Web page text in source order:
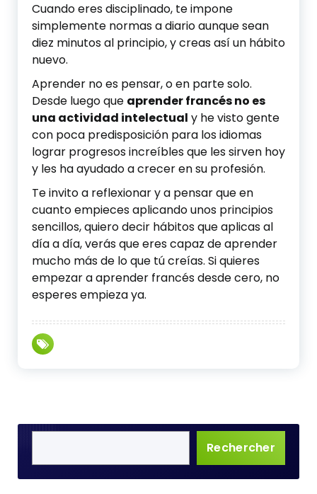
Cuando eres disciplinado, te impone
simplemente normas a diario aunque sean
diez minutos al principio, y creas así un hábito
nuevo.
Aprender no es pensar, o en parte solo.
Desde luego que aprender francés no es
una actividad intelectual y he visto gente
con poca predisposición para los idiomas
lograr progresos increíbles que les sirven hoy
y les ha ayudado a crecer en su profesión.
Te invito a reflexionar y a pensar que en
cuanto empieces aplicando unos principios
sencillos, quiero decir hábitos que aplicas al
día a día, verás que eres capaz de aprender
mucho más de lo que tú creías. Si quieres
empezar a aprender francés desde cero, no
esperes empieza ya.
Rechercher